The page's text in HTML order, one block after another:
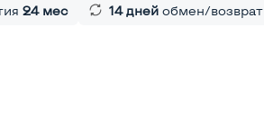
24 мес 14 днейобмен/возврат